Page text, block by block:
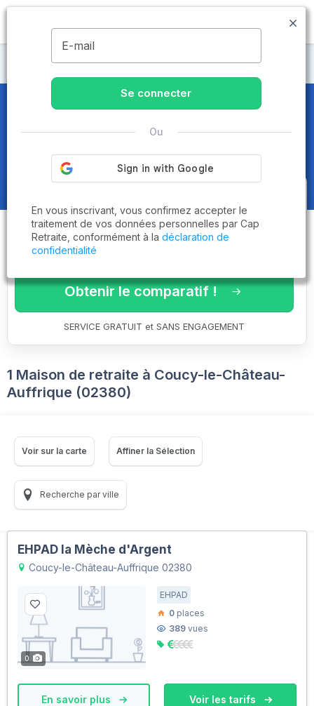
MENU
Maisons de retraite Aisne
Maisons de retraite et EHPAD
Coucy-le-Château-Auffrique
(02380)
Obtenez le
comparatif des
établissementsadaptés à vos
critères en 3 minutes !
Obtenir le comparatif !
SERVICE GRATUIT et SANS ENGAGEMENT
1 Maison de retraite à Coucy-le-Château-
Auffrique (02380)
Voir sur la carte Affiner la Sélection
Recherche par ville
EHPAD la Mèche d'Argent
Coucy-le-Château-Auffrique 02380
0
EHPAD
0 places
389 vues
En savoir plus Voir les tarifs
E-mail
Se connecter
Ou
En vous inscrivant, vous confirmez accepter le
traitement de vos données personnelles par Cap
Retraite, conformément à la déclaration de
confidentialité